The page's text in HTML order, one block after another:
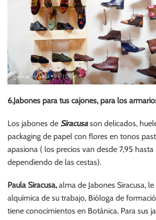
6.Jabones para tus cajones, para los
Los jabones de Siracusason delicados,
packaging de papel con flores en tonos
apasiona ( los precios van desde 7,95 hasta
dependiendo de las cestas).
Paula Siracusa,alma de Jabones Siracusa,
alquímica de su trabajo, Bióloga de
tiene conocimientos en Botánica. Para sus